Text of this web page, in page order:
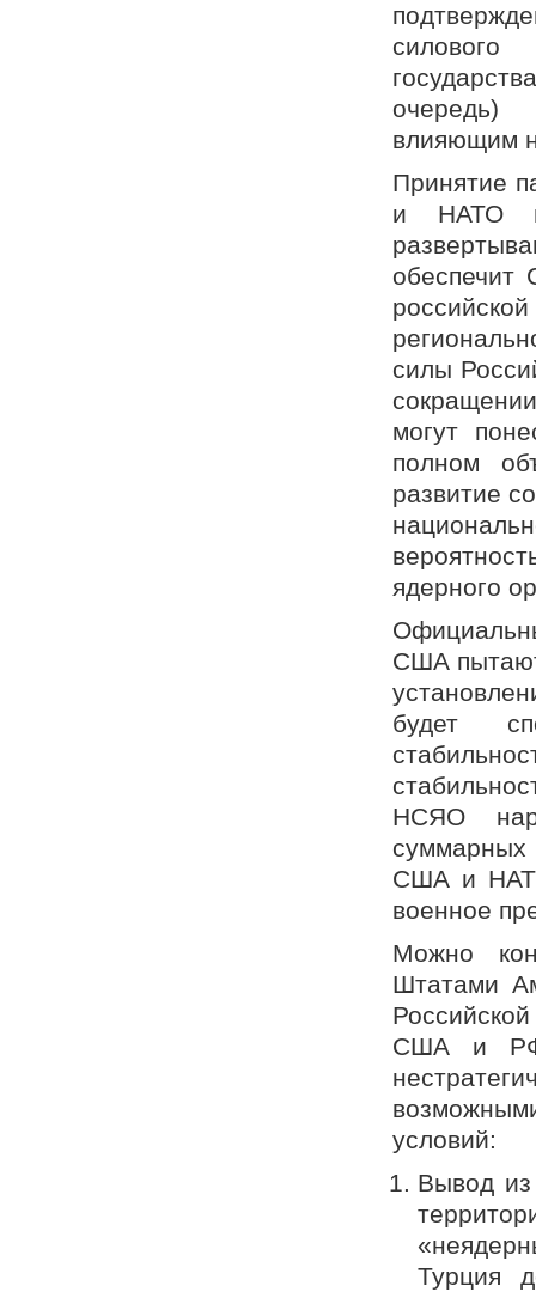
очередь)
влияющим
Принятие
и НАТО в
силы
могут
полном
развитие
ядерного
США
будет
НСЯО
суммарных
США и
военное
Можно
Штатами
США и РФ
условий:
Вывод
Турция